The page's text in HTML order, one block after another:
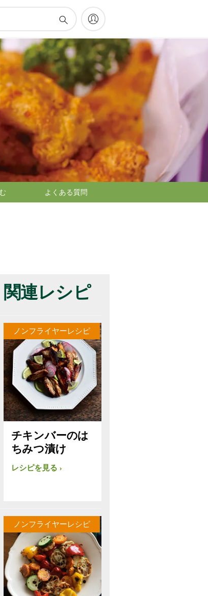
よくある質問
関連レシピ
ノンフライヤーレシピ
チキンバーのは
ちみつ漬け
レシピを見る
ノンフライヤーレシピ